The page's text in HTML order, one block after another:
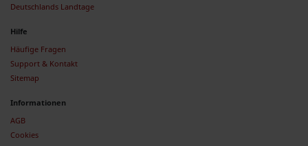
Deutschlands Landtage
Hilfe
Häufige Fragen
Support & Kontakt
Sitemap
Informationen
AGB
Cookies